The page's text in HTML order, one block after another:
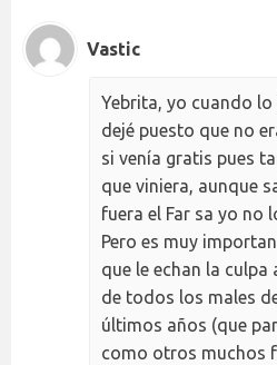
Vastic
Yebrita, yo cuando
dejé puesto que no
si venía gratis pues
que viniera, aunque
fuera el Far sa yo no
Pero es muy
que le echan la culpa
de todos los males
últimos años (que
como otros muchos